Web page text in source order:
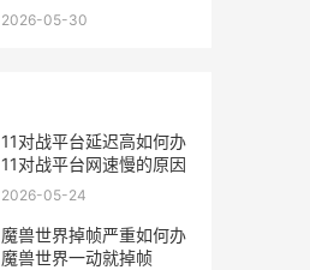
2026-05-30
11对战平台延迟高如何办
11对战平台网速慢的原因
2026-05-24
魔兽世界掉帧严重如何办
魔兽世界一动就掉帧